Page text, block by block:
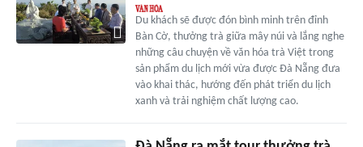
Du khách sẽ được đón bình minh trên đỉnh
Bàn Cờ, thưởng trà giữa mây núi và lắng nghe
những câu chuyện về văn hóa trà Việt trong
sản phẩm du lịch mới vừa được Đà Nẵng đưa
vào khai thác, hướng đến phát triển du lịch
xanh và trải nghiệm chất lượng cao.